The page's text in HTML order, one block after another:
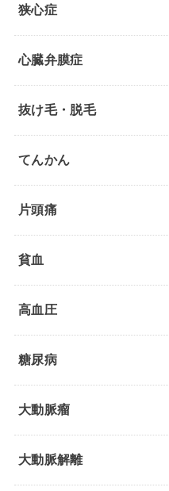
狭心症
心臓弁膜症
抜け毛・脱毛
てんかん
片頭痛
貧血
高血圧
糖尿病
大動脈瘤
大動脈解離